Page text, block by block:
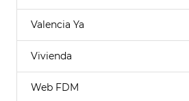
Valencia Ya
Vivienda
Web FDM